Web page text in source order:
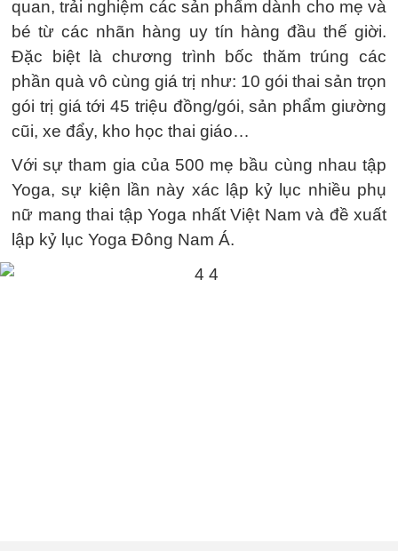
quan, trải nghiệm các sản phẩm dành cho mẹ và
bé từ các nhãn hàng uy tín hàng đầu thế giời.
Đặc biệt là chương trình bốc thăm trúng các
phần quà vô cùng giá trị như: 10 gói thai sản trọn
gói trị giá tới 45 triệu đồng/gói, sản phẩm giường
cũi, xe đẩy, kho học thai giáo…
Với sự tham gia của 500 mẹ bầu cùng nhau tập
Yoga, sự kiện lần này xác lập kỷ lục nhiều phụ
nữ mang thai tập Yoga nhất Việt Nam và đề xuất
lập kỷ lục Yoga Đông Nam Á.